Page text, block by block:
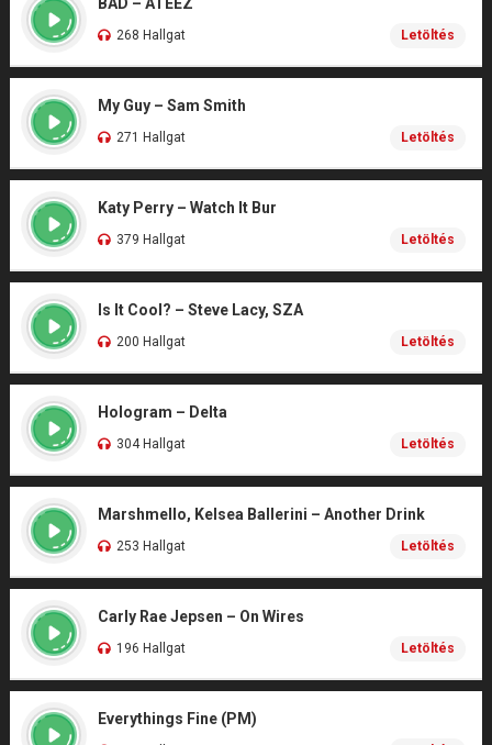
268 Hallgat Letöltés
My Guy – Sam Smith
271 Hallgat Letöltés
Katy Perry – Watch It Bur
379 Hallgat Letöltés
Is It Cool? – Steve Lacy, SZA
200 Hallgat Letöltés
Hologram – Delta
304 Hallgat Letöltés
Marshmello, Kelsea Ballerini – Another Drink
253 Hallgat Letöltés
Carly Rae Jepsen – On Wires
196 Hallgat Letöltés
Everythings Fine (PM)